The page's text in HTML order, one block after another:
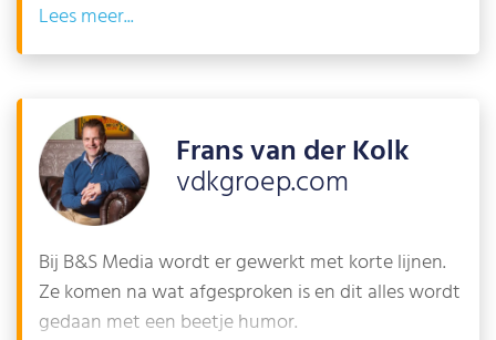
persoonlijke betrokkenheid. Met hun expertise
zorgen zij ervoor dat onze SEA en SEO campagnes
Lees
Frans van der Kolk
vdkgroep.com
Bij B&S Media wordt er gewerkt met korte lijnen.
Ze komen na wat afgesproken is en dit alles wordt
gedaan met een beetje humor.